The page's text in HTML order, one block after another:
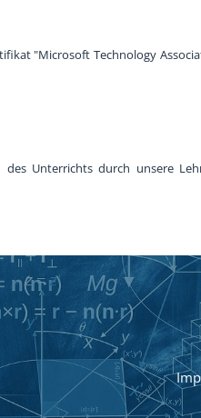
"Microsoft Technology
Unterrichts durch unsere